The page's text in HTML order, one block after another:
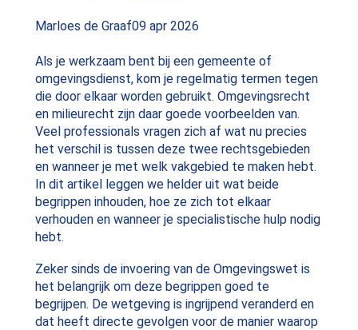
Posted
Marloes de Graaf09 apr 2026
Als je werkzaam bent bij een gemeente of
omgevingsdienst, kom je regelmatig termen tegen
die door elkaar worden gebruikt. Omgevingsrecht
en milieurecht zijn daar goede voorbeelden van.
Veel professionals vragen zich af wat nu precies
het verschil is tussen deze twee rechtsgebieden
en wanneer je met welk vakgebied te maken hebt.
In dit artikel leggen we helder uit wat beide
begrippen inhouden, hoe ze zich tot elkaar
verhouden en wanneer je specialistische hulp nodig
hebt.
Zeker sinds de invoering van de Omgevingswet is
het belangrijk om deze begrippen goed te
begrijpen. De wetgeving is ingrijpend veranderd en
dat heeft directe gevolgen voor de manier waarop